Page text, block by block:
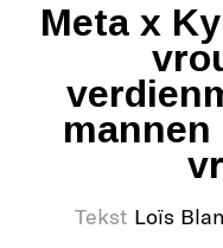
Meta x
Tekst Loïs